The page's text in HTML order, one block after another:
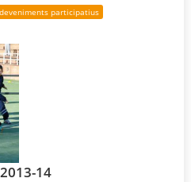
participatius
14